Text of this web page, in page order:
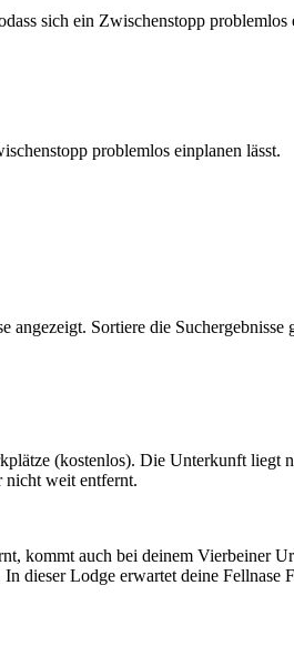
sich ein Zwischenstopp problemlos
problemlos einplanen lässt.
Sortiere die
(kostenlos). Die Unterkunft liegt
nicht weit entfernt.
kommt auch bei deinem Vierbeiner
In dieser Lodge erwartet deine Fellnase